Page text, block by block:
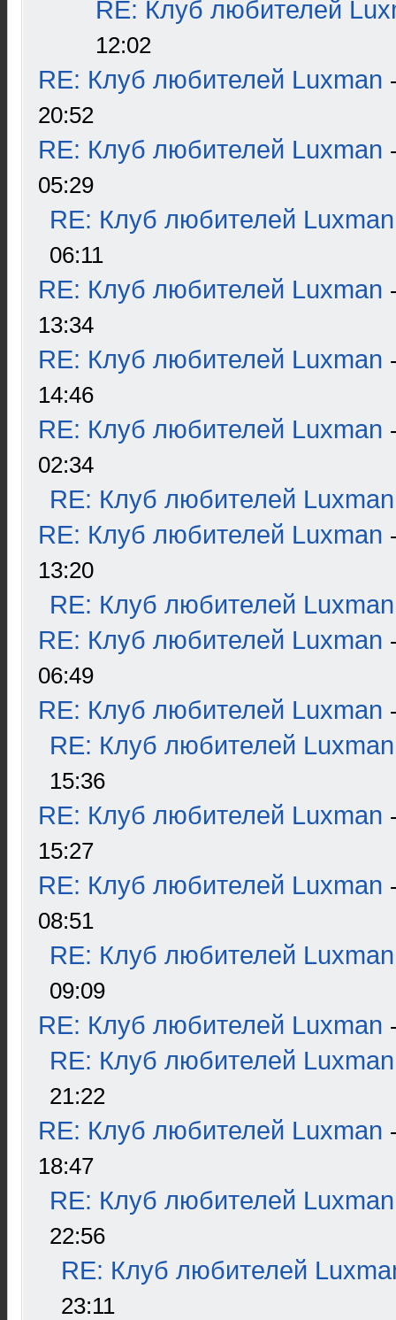
RE: Клуб любителей
12:02
RE: Клуб любителей Luxman
20:52
RE: Клуб любителей Luxman
05:29
RE: Клуб любителей Luxman
06:11
RE: Клуб любителей Luxman
13:34
RE: Клуб любителей Luxman
14:46
RE: Клуб любителей Luxman
02:34
RE: Клуб любителей Luxman
RE: Клуб любителей Luxman
13:20
RE: Клуб любителей Luxman
RE: Клуб любителей Luxman
06:49
RE: Клуб любителей Luxman
RE: Клуб любителей Luxman
15:36
RE: Клуб любителей Luxman
15:27
RE: Клуб любителей Luxman
08:51
RE: Клуб любителей Luxman
09:09
RE: Клуб любителей Luxman
RE: Клуб любителей Luxman
21:22
RE: Клуб любителей Luxman
18:47
RE: Клуб любителей Luxman
22:56
RE: Клуб любителей
23:11